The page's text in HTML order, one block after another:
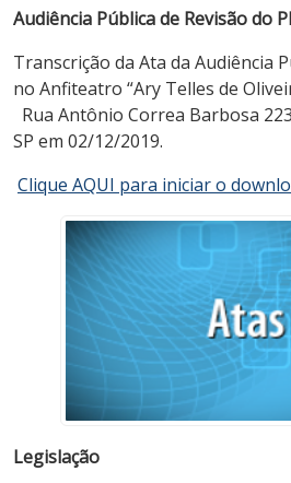
Audiência Públicade Revisãodo
Transcrição da Ata da Audiência
no Anfiteatro “Ary Telles de
Rua Antônio Correa Barbosa
SP em 02/12/2019.
Clique AQUI para iniciar o
Legislação